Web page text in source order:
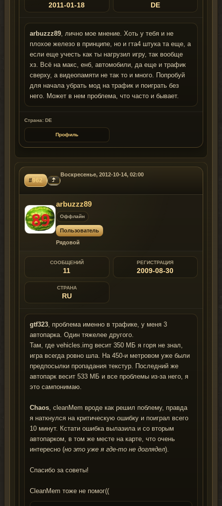
2011-01-18 DE
arbuzzz89 , лично мое мнение. Хоть у тебя и не
плохое железо в принципе, но и гта4 штука та еще, а
если еще учесть как ты нагрузил игру, так вообще
хз. Всё на макс, енб, автомобили, да еще и трафик
сверху, а видеопамяти не так то и много. Попробуй
для начала убрать мод на трафик и поиграть без
него. Может в нем проблема, что часто и бывает.
Страна: DE
Профиль
#962
Воскресенье, 2012-10-14, 02:00
arbuzzz89
Оффлайн
Пользователь
Рядовой
СООБЩЕНИЙ
11
РЕГИСТРАЦИЯ
2009-08-30
СТРАНА
RU
gtf323 , проблема именно в трафике, у меня 3
автопарка. Один тяжелее другого.
Там, где vehicles.img весит 350 МБ я горя не знал,
игра всегда ровно шла. На 450-и метровом уже были
предпосылки пропадания текстур. Последний же
автопарк весит 533 МБ и все проблемы из-за него, я
это сампонимаю.
Chaos , cleanMem вроде как решил поблему, правда
я наткнулся на критическую ошибку и поиграл всего
10 минут. Кстати ошибка вылазила и со вторым
автопарком, в том же месте на карте, что очень
интересно (но это уже я где-то не доглядел).
Спасибо за советы!
CleanMem тоже не помог((